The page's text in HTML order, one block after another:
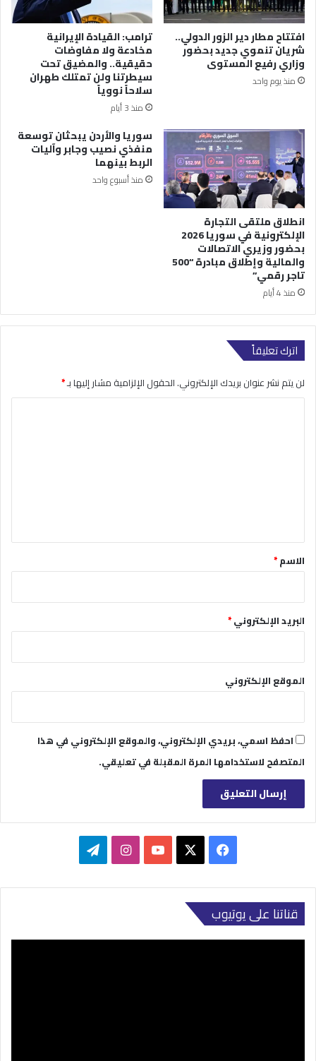
افتتاح مطار دير الزور الدولي..
شريان تنموي جديد بحضور
وزاري رفيع المستوى
منذ يوم واحد
ترامب: القيادة الإيرانية
مخادعة ولا مفاوضات
حقيقية.. والمضيق تحت
سيطرتنا ولن تمتلك طهران
سلاحاً نووياً
منذ 3 أيام
انطلاق ملتقى التجارة
الإلكترونية في سوريا 2026
بحضور وزيري الاتصالات
والمالية وإطلاق مبادرة “500
تاجر رقمي”
منذ 4 أيام
سوريا والأردن يبحثان توسعة
منفذي نصيب وجابر وآليات
الربط بينهما
منذ أسبوع واحد
اترك تعليقاً
لن يتم نشر عنوان بريدك الإلكتروني.الحقول الإلزامية مشار إليها بـ*
*الاسم*
البريد الإلكتروني*
الموقع الإلكتروني
احفظ اسمي، بريدي الإلكتروني، والموقع الإلكتروني في هذا
المتصفح لاستخدامها المرة المقبلة في تعليقي.
فيسبوك ‫YouTubeانستقرامتيلقرام
قناتنا على يوتيوب